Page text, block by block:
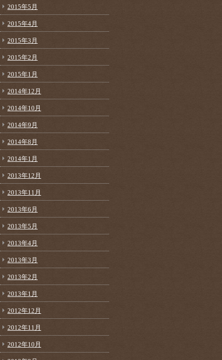
2015年5月
2015年4月
2015年3月
2015年2月
2015年1月
2014年12月
2014年10月
2014年9月
2014年8月
2014年1月
2013年12月
2013年11月
2013年6月
2013年5月
2013年4月
2013年3月
2013年2月
2013年1月
2012年12月
2012年11月
2012年10月